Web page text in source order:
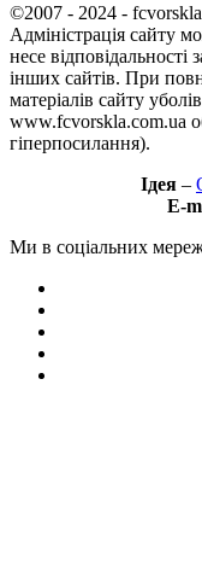
©2007 - 2024 -
Адміністрація сайту
несе відповідальності
інших сайтів. При
матеріалів сайту
www.fcvorskla.com.ua
гіперпосилання).
Ідея –
E-
Ми в соціальних